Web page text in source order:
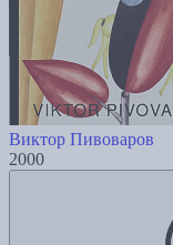
Виктор Пивоваров
2000